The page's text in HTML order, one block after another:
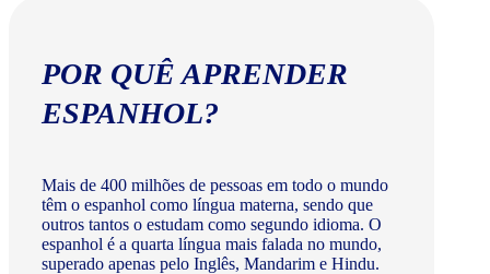
POR QUÊ APRENDER
ESPANHOL?
Mais de 400 milhões de pessoas em todo o mundo
têm o espanhol como língua materna, sendo que
outros tantos o estudam como segundo idioma. O
espanhol é a quarta língua mais falada no mundo,
superado apenas pelo Inglês, Mandarim e Hindu.